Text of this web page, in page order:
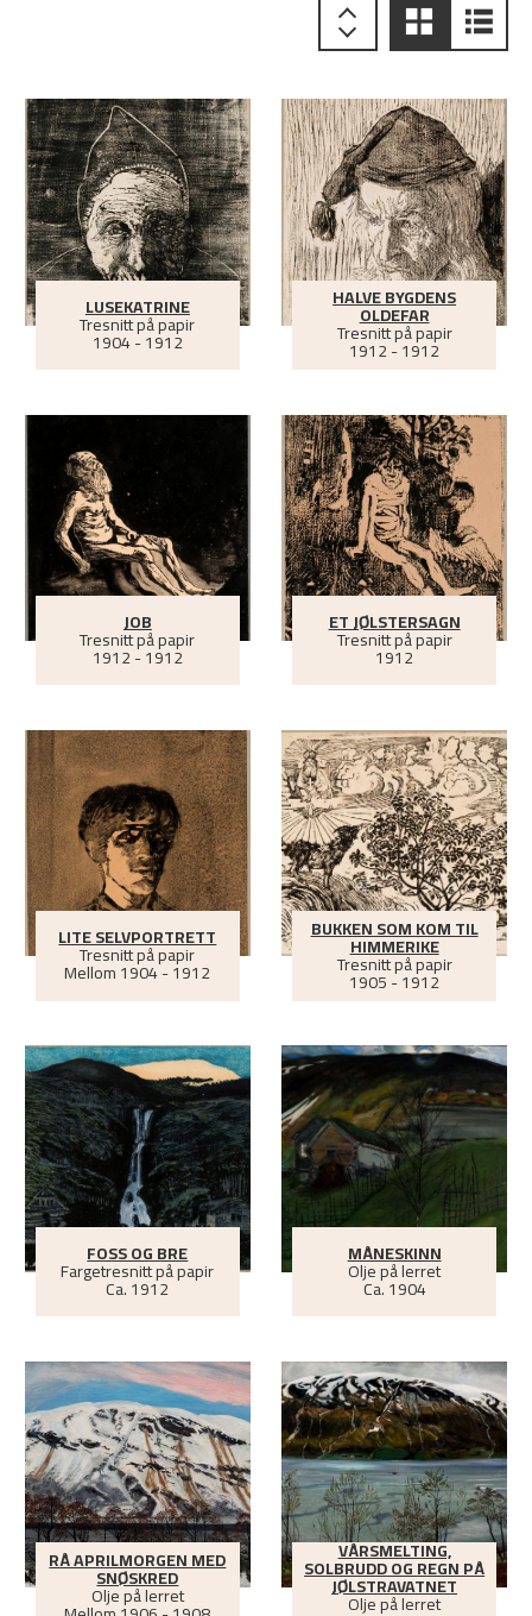
LUSEKATRINE
Tresnitt på papir
1904 - 1912
HALVE BYGDENS
OLDEFAR
Tresnitt på papir
1912 - 1912
JOB
Tresnitt på papir
1912 - 1912
ET JØLSTERSAGN
Tresnitt på papir
1912
LITE SELVPORTRETT
Tresnitt på papir
Mellom1904 - 1912
BUKKEN SOM KOM TIL
HIMMERIKE
Tresnitt på papir
1905 - 1912
FOSS OG BRE
Fargetresnitt på papir
Ca.1912
MÅNESKINN
Olje på lerret
Ca.1904
RÅ APRILMORGEN MED
SNØSKRED
Olje på lerret
VÅRSMELTING,
SOLBRUDD OG REGN PÅ
JØLSTRAVATNET
Olje på lerret